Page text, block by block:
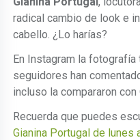
radical cambio de look e
cabello. ¿Lo harías?
En Instagram la
seguidores han
incluso la compararon con
Recuerda que puedes
Gianina Portugal de lunes